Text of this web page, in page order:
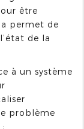
être
permet de
de la
à un système
problème